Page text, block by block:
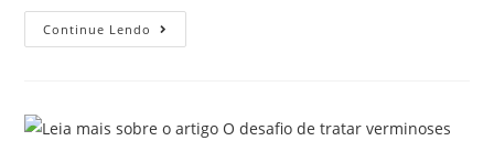
Continue Lendo